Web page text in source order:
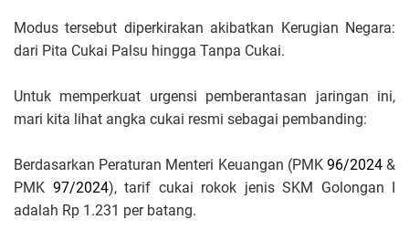
Modus tersebut diperkirakan akibatkan Kerugian Negara:
dari Pita Cukai Palsu hingga Tanpa Cukai.
Untuk memperkuat urgensi pemberantasan jaringan ini,
mari kita lihat angka cukai resmi sebagai pembanding:
Berdasarkan Peraturan Menteri Keuangan (PMK 96/2024&
PMK 97/2024), tarif cukai rokok jenis SKM Golongan I
adalah Rp 1.231 per batang.